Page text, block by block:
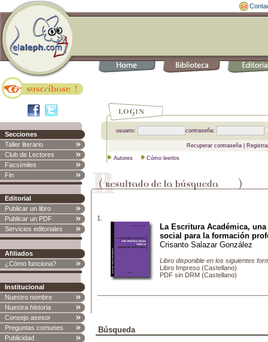
Secciones
Taller literario
Club de Lectores
Facsímiles
Fin
Editorial
Publicar un libro
Publicar un PDF
Servicios editoriales
Afiliados
¿Cómo funciona?
Institucional
Nuestro nombre
Nuestra historia
Consejo asesor
Preguntas comunes
Publicidad
usuario: contraseña:
Recuperar contraseña|
Autores Cómo leerlos
1.
La Escritura Académica,
social para la formación
Crisanto Salazar González
Libro disponible en los siguientes
Libro Impreso (Castellano)
PDF sin DRM (Castellano)
Búsqueda